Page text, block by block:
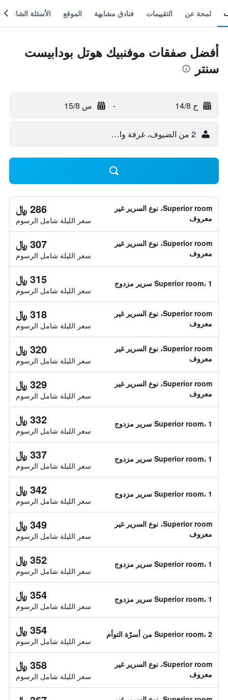
لمحة عن التقييمات فنادق مشابهة الموقع الأسئلة الشائعة
أفضل صفقات موفنبيك هوتل بودابيست
سنتر
ج 14/8 - س 15/8
2 من الضيوف، غرفة واحدة
Superior room، نوع السرير غير
معروف
286 ﷼
سعر الليلة شامل الرسوم
Superior room، نوع السرير غير
معروف
307 ﷼
سعر الليلة شامل الرسوم
Superior room، 1 سرير مزدوج 315 ﷼
سعر الليلة شامل الرسوم
Superior room، نوع السرير غير
معروف
318 ﷼
سعر الليلة شامل الرسوم
Superior room، نوع السرير غير
معروف
320 ﷼
سعر الليلة شامل الرسوم
Superior room، نوع السرير غير
معروف
329 ﷼
سعر الليلة شامل الرسوم
Superior room، 1 سرير مزدوج 332 ﷼
سعر الليلة شامل الرسوم
Superior room، 1 سرير مزدوج 337 ﷼
سعر الليلة شامل الرسوم
Superior room، 1 سرير مزدوج 342 ﷼
سعر الليلة شامل الرسوم
Superior room، نوع السرير غير
معروف
349 ﷼
سعر الليلة شامل الرسوم
Superior room، 1 سرير مزدوج 352 ﷼
سعر الليلة شامل الرسوم
Superior room، 1 سرير مزدوج 354 ﷼
سعر الليلة شامل الرسوم
Superior room، 2 من أسرّة التوأم 354 ﷼
سعر الليلة شامل الرسوم
Superior room، نوع السرير غير
معروف
358 ﷼
سعر الليلة شامل الرسوم